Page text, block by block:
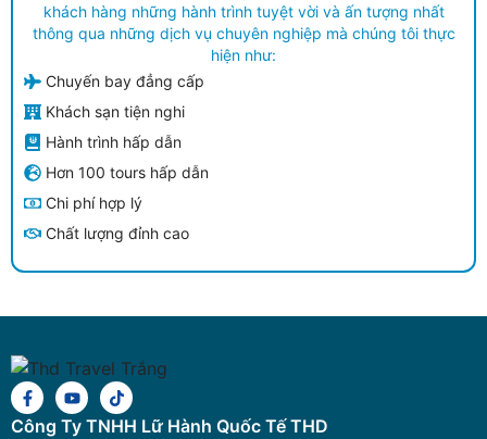
khách hàng những hành trình tuyệt vời và ấn tượng nhất
thông qua những dịch vụ chuyên nghiệp mà chúng tôi thực
hiện như:
Chuyến bay đẳng cấp
Khách sạn tiện nghi
Hành trình hấp dẫn
Hơn 100 tours hấp dẫn
Chi phí hợp lý
Chất lượng đỉnh cao
Công Ty TNHH Lữ Hành Quốc Tế THD